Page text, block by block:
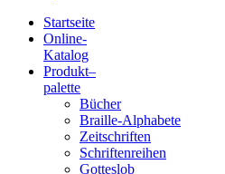
Blindenschrift-
Verlag
Startseite
Online-
Katalog
Produkt–
palette
Bücher
Braille-Alphabete
Zeitschriften
Schriftenreihen
Gotteslob